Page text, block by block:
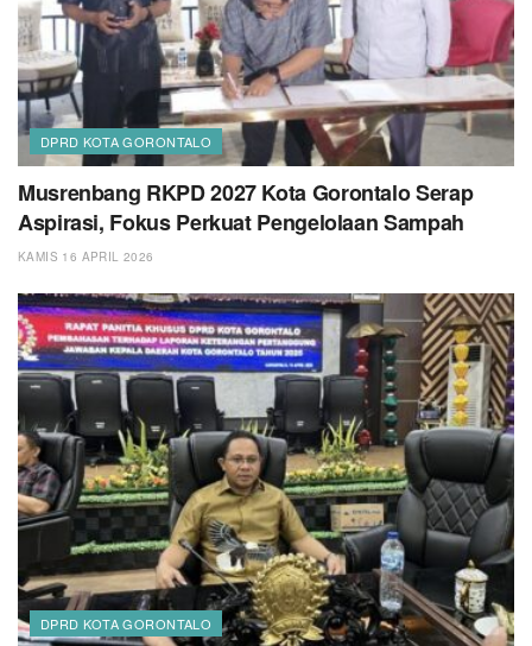
DPRD KOTA GORONTALO
Musrenbang RKPD 2027 Kota Gorontalo Serap
Aspirasi, Fokus Perkuat Pengelolaan Sampah
KAMIS 16 APRIL 2026
DPRD KOTA GORONTALO